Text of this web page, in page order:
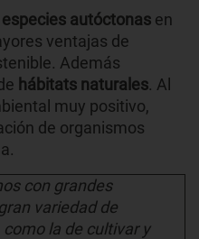
especies autóctonas en
ventajas de
Además
hábitats naturales. Al
muy positivo,
de organismos
con grandes
variedad de
la de cultivar y